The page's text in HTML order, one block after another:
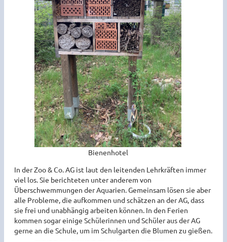
Bienenhotel
In der Zoo & Co. AG ist laut den leitenden Lehrkräften immer
viel los. Sie berichteten unter anderem von
Überschwemmungen der Aquarien. Gemeinsam lösen sie aber
alle Probleme, die aufkommen und schätzen an der AG, dass
sie frei und unabhängig arbeiten können. In den Ferien
kommen sogar einige Schülerinnen und Schüler aus der AG
gerne an die Schule, um im Schulgarten die Blumen zu gießen.